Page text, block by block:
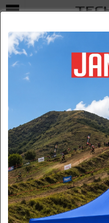
PRODUCTOS NUEVOS DE
/catálogo de productos/ productos
TOLDO